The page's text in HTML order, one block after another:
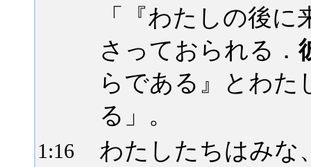
「『わたしの後に
さっておられる．
らである』とわた
る」。
1:16
わたしたちはみな